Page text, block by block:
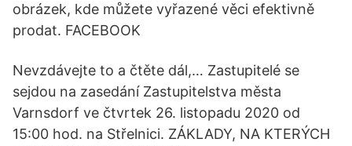
obrázek, kde můžete vyřazené věci efektivně
prodat. FACEBOOK
Nevzdávejte to a čtěte dál,… Zastupitelé se
sejdou na zasedání Zastupitelstva města
Varnsdorf ve čtvrtek 26. listopadu 2020 od
15:00 hod. na Střelnici. ZÁKLADY, NA KTERÝCH